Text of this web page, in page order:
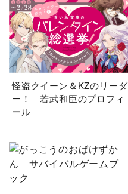
怪盗クイーン＆KZのリーダ
ー！ 若武和臣のプロフィ
ール